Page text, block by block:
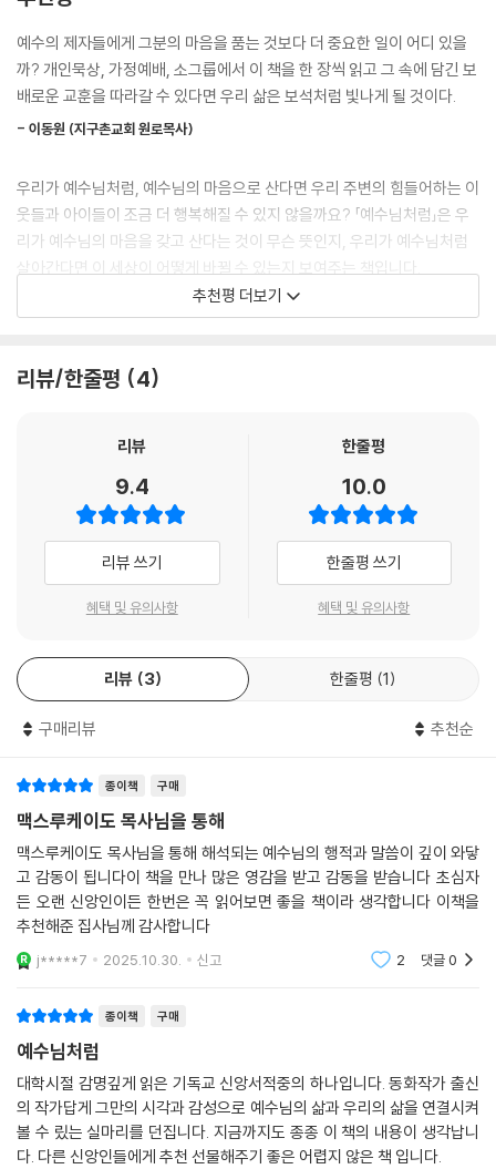
하나님은 자기를 찾는 자들에게 상 주신다. 교리나 종교나 체제나 신조를
찾는 자들이 아니다. 이런 낮은 차원의 열망에 안주하는 이들이 많으나 상
(賞)은 예수님 자신이 아니면 족하지 않는 자들의 몫이다. 그 상은 무엇인
가? 예수님을 찾는 자들을 기다리고 있는 것은 무엇인가? 예수님의 마음,
--- 「맺음말 _예수를 바라보자」 중에서
스트레스 수준은 어떻게 달라질까? 감정 변화는? 성질은?
그보다도, 전에 하던 일을 여전히 하고 있을까?
하나님은 당신을 향해 아주 큰 뜻을 품고 계신다.
그 일이 끝날 때까지 그분은 멈추지 않으신다.
* 독자 대상
- 신앙생활을 막 시작한 초신자
- 마음과 삶의 변화를 갈망하는, 그러나 그 길을 몰라 고민하는 그리스도
- 10-20대 자녀에게 선물할 책을 찾는 부모
- 미국 복음주의 기독교출판협의회(ECPA) 최고상 수상작
- 소그룹 나눔을 위한 가이드 수록
예수의 제자들에게 그분의 마음을 품는 것보다 더 중요한 일이 어디 있을
까? 개인묵상, 가정예배, 소그룹에서 이 책을 한 장씩 읽고 그 속에 담긴 보
배로운 교훈을 따라갈 수 있다면 우리 삶은 보석처럼 빛나게 될 것이다.
- 이동원 (지구촌교회 원로목사)
우리가 예수님처럼, 예수님의 마음으로 산다면 우리 주변의 힘들어하는 이
웃들과 아이들이 조금 더 행복해질 수 있지 않을까요? 「예수님처럼」은 우
리가 예수님의 마음을 갖고 산다는 것이 무슨 뜻인지, 우리가 예수님처럼
살아간다면 이 세상이 어떻게 바뀔 수 있는지 보여주는 책입니다.
을 품을 수 있는지 명확하게 알려주는 책입니다. 각 장마다 탁월한 비유가
님의 보이지 않는 손길을 이 책을 통해 느끼시기를 바랍니다.
추천평 더보기
리뷰/한줄평 4
리뷰
9.4
리뷰 쓰기
혜택 및 유의사항
한줄평
10.0
한줄평 쓰기
혜택 및 유의사항
리뷰 3 한줄평 1
구매리뷰 추천순
종이책 구매
맥스루케이도 목사님을 통해
맥스루케이도 목사님을 통해 해석되는 예수님의 행적과 말씀이 깊이 와닿
고 감동이 됩니다이 책을 만나 많은 영감을 받고 감동을 받습니다 초심자
든 오랜 신앙인이든 한번은 꼭 읽어보면 좋을 책이라 생각합니다 이책을
추천해준 집사님께 감사합니다
j*****7 2025.10.30. 신고 2 댓글0
종이책 구매
예수님처럼
대학시절 감명깊게 읽은 기독교 신앙서적중의 하나입니다. 동화작가 출신
의 작가답게 그만의 시각과 감성으로 예수님의 삶과 우리의 삶을 연결시켜
볼 수 맀는 실마리를 던집니다. 지금까지도 종종 이 책의 내용이 생각납니
다. 다른 신앙인들에게 추천 선물해주기 좋은 어렵지 않은 책 입니다.